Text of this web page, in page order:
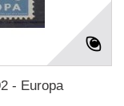
- Europa